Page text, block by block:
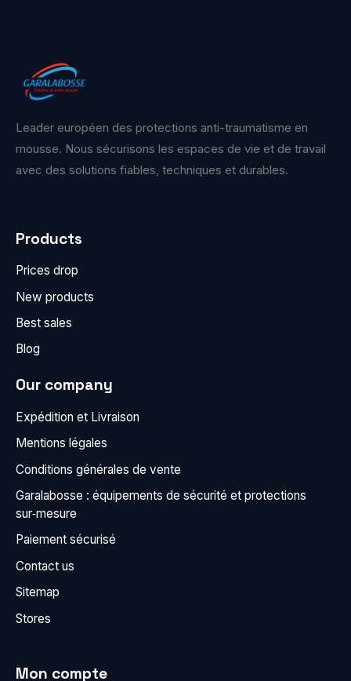
Leader européen des protections anti-traumatisme en
mousse. Nous sécurisons les espaces de vie et de travail
avec des solutions fiables, techniques et durables.
Products
Prices drop
New products
Best sales
Blog
Our company
Expédition et Livraison
Mentions légales
Conditions générales de vente
Garalabosse : équipements de sécurité et protections
sur‑mesure
Paiement sécurisé
Contact us
Sitemap
Stores
Mon compte